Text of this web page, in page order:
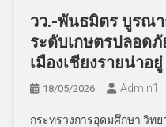
วว.-พันธมิตร บูรณ
ระดับเกษตรปลอด
เมืองเชียงรายน่าอยู่
18/05/2026 Admin​1
กระทรวงการอุดมศึกษา วิท